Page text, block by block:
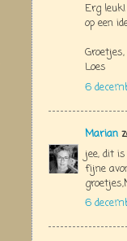
Erg
op een
Groetjes,
Loes
6
Marian
jee, dit
fijne
6